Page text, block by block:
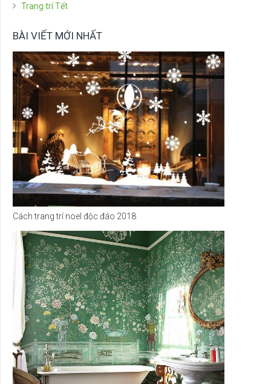
Trang trí Tết
BÀI VIẾT MỚI NHẤT
Cách trang trí noel độc đáo 2018